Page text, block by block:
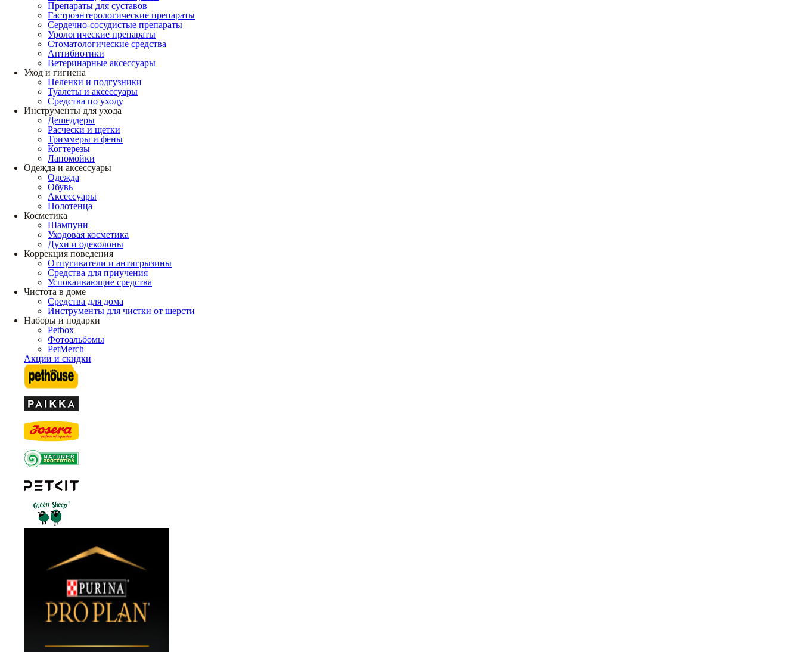
Препараты для суставов
Гастроэнтерологические препараты
Сердечно-сосудистые препараты
Урологические препараты
Стоматологические средства
Антибиотики
Ветеринарные аксессуары
Уход и гигиена
Пеленки и подгузники
Туалеты и аксессуары
Средства по уходу
Инструменты для ухода
Дешеддеры
Расчески и щетки
Триммеры и фены
Когтерезы
Лапомойки
Одежда и аксессуары
Одежда
Обувь
Аксессуары
Полотенца
Косметика
Шампуни
Уходовая косметика
Духи и одеколоны
Коррекция поведения
Отпугиватели и антигрызины
Средства для приучения
Успокаивающие средства
Чистота в доме
Средства для дома
Инструменты для чистки от шерсти
Наборы и подарки
Petbox
Фотоальбомы
PetMerch
Акции и скидки